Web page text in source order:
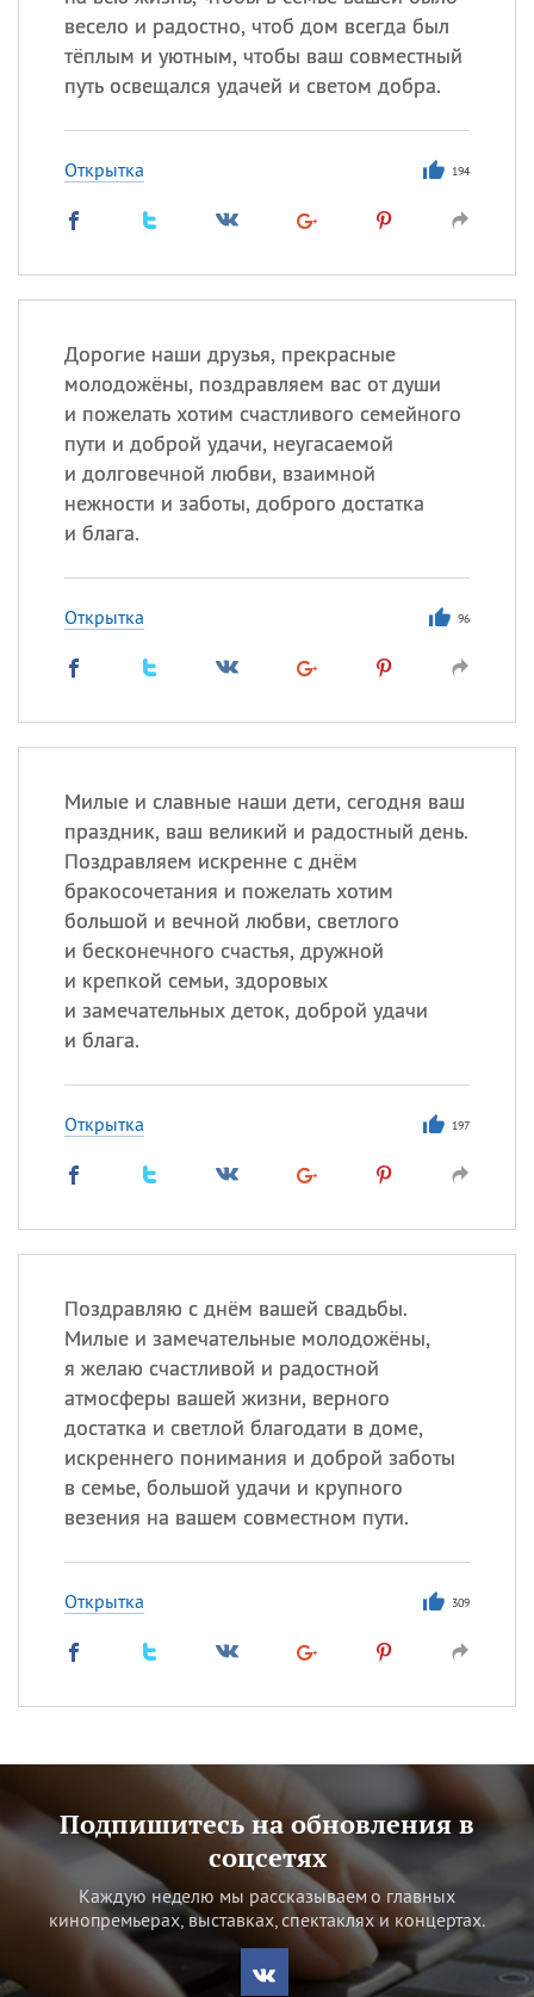
весело и радостно, чтоб дом всегда был
тёплым и уютным, чтобы ваш совместный
путь освещался удачей и светом добра.
Открытка 194
Дорогие наши друзья, прекрасные
молодожёны, поздравляем вас от души
и пожелать хотим счастливого семейного
пути и доброй удачи, неугасаемой
и долговечной любви, взаимной
нежности и заботы, доброго достатка
и блага.
Открытка 96
Милые и славные наши дети, сегодня ваш
праздник, ваш великий и радостный день.
Поздравляем искренне с днём
бракосочетания и пожелать хотим
большой и вечной любви, светлого
и бесконечного счастья, дружной
и крепкой семьи, здоровых
и замечательных деток, доброй удачи
и блага.
Открытка 197
Поздравляю с днём вашей свадьбы.
Милые и замечательные молодожёны,
я желаю счастливой и радостной
атмосферы вашей жизни, верного
достатка и светлой благодати в доме,
искреннего понимания и доброй заботы
в семье, большой удачи и крупного
везения на вашем совместном пути.
Открытка 309
Подпишитесь на обновления в
соцсетях
Каждую неделю мы рассказываем о главных
кинопремьерах, выставках, спектаклях и концертах.